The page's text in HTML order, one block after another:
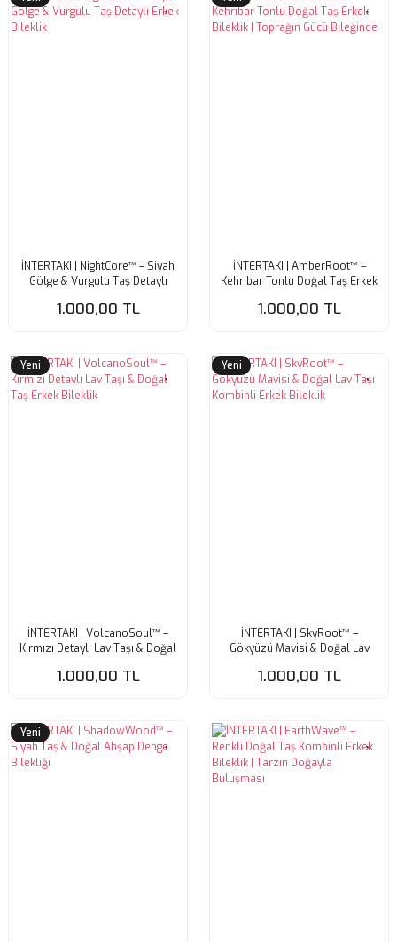
İNTERTAKI | NightCore™ – Siyah
Gölge & Vurgulu Taş Detaylı
1.000,00 TL
İNTERTAKI | AmberRoot™ –
Kehribar Tonlu Doğal Taş Erkek
Bileğinde
1.000,00 TL
Yeni
İNTERTAKI | VolcanoSoul™ –
Kırmızı Detaylı Lav Taşı & Doğal
1.000,00 TL
Yeni
İNTERTAKI | SkyRoot™ –
Gökyüzü Mavisi & Doğal Lav
1.000,00 TL
Yeni